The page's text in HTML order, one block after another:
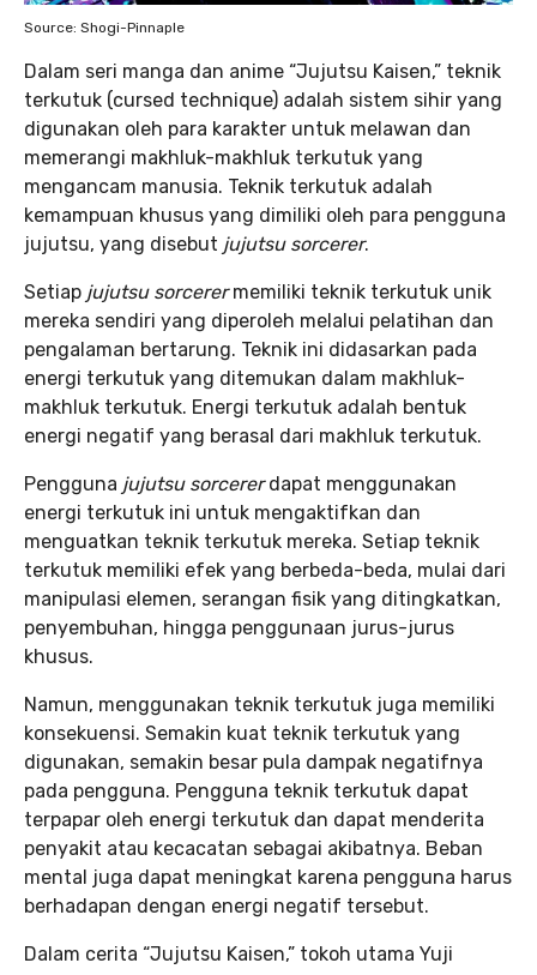
Source: Shogi-Pinnaple
Dalam seri manga dan anime “Jujutsu Kaisen,” teknik
terkutuk (cursed technique) adalah sistem sihir yang
digunakan oleh para karakter untuk melawan dan
memerangi makhluk-makhluk terkutuk yang
mengancam manusia. Teknik terkutuk adalah
kemampuan khusus yang dimiliki oleh para pengguna
jujutsu, yang disebut jujutsu sorcerer.
Setiap jujutsu sorcerermemiliki teknik terkutuk unik
mereka sendiri yang diperoleh melalui pelatihan dan
pengalaman bertarung. Teknik ini didasarkan pada
energi terkutuk yang ditemukan dalam makhluk-
makhluk terkutuk. Energi terkutuk adalah bentuk
energi negatif yang berasal dari makhluk terkutuk.
Pengguna jujutsu sorcererdapat menggunakan
energi terkutuk ini untuk mengaktifkan dan
menguatkan teknik terkutuk mereka. Setiap teknik
terkutuk memiliki efek yang berbeda-beda, mulai dari
manipulasi elemen, serangan fisik yang ditingkatkan,
penyembuhan, hingga penggunaan jurus-jurus
khusus.
Namun, menggunakan teknik terkutuk juga memiliki
konsekuensi. Semakin kuat teknik terkutuk yang
digunakan, semakin besar pula dampak negatifnya
pada pengguna. Pengguna teknik terkutuk dapat
terpapar oleh energi terkutuk dan dapat menderita
penyakit atau kecacatan sebagai akibatnya. Beban
mental juga dapat meningkat karena pengguna harus
berhadapan dengan energi negatif tersebut.
Dalam cerita “Jujutsu Kaisen,” tokoh utama Yuji